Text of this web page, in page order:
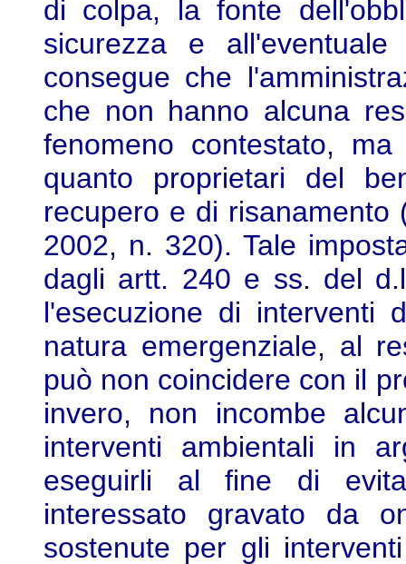
di colpa, la fonte
sicurezza e
consegue che
che non hanno alcuna
fenomeno contestato,
quanto proprietari del
recupero e di risanamento
2002, n. 320). Tale
dagli artt. 240 e ss. del
l'esecuzione di interventi
natura emergenziale, al
può non coincidere con il
invero, non incombe
interventi ambientali in
eseguirli al fine di
interessato gravato da
sostenute per gli